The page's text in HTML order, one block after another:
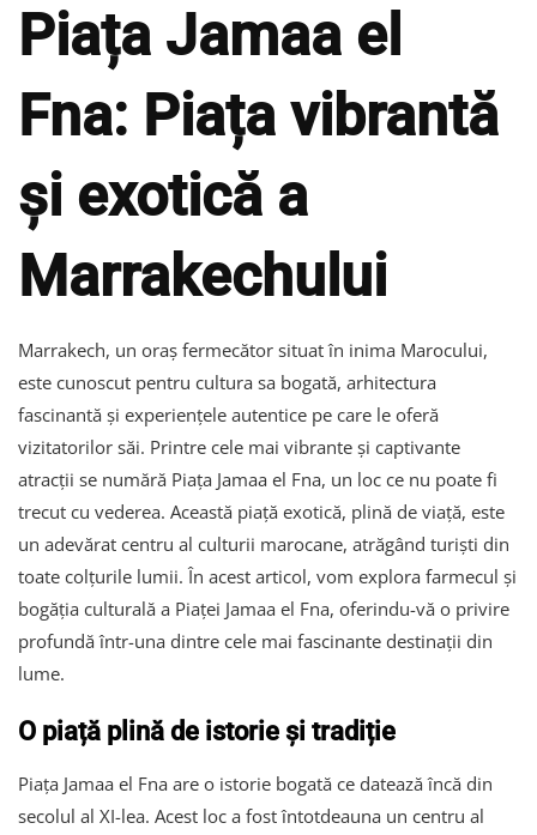
Piața Jamaa el
Fna: Piața vibrantă
și exotică a
Marrakechului
Marrakech, un oraș fermecător situat în inima Marocului,
este cunoscut pentru cultura sa bogată, arhitectura
fascinantă și experiențele autentice pe care le oferă
vizitatorilor săi. Printre cele mai vibrante și captivante
atracții se numără Piața Jamaa el Fna, un loc ce nu poate fi
trecut cu vederea. Această piață exotică, plină de viață, este
un adevărat centru al culturii marocane, atrăgând turiști din
toate colțurile lumii. În acest articol, vom explora farmecul și
bogăția culturală a Piaței Jamaa el Fna, oferindu-vă o privire
profundă într-una dintre cele mai fascinante destinații din
lume.
O piață plină de istorie și tradiție
Piața Jamaa el Fna are o istorie bogată ce datează încă din
secolul al XI-lea. Acest loc a fost întotdeauna un centru al